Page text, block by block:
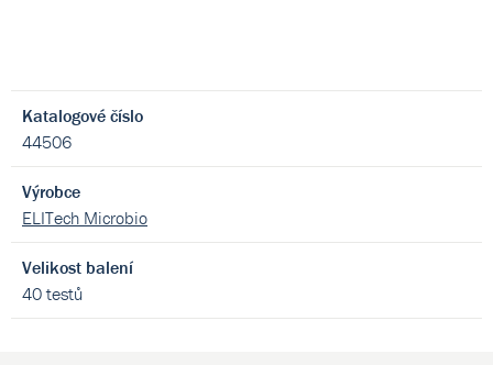
Katalogové číslo
44506
Výrobce
ELITech Microbio
Velikost balení
40 testů